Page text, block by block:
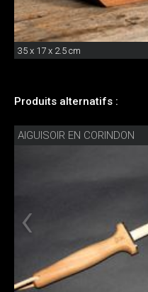
35 x 17 x 2.5 cm
Produits alternatifs :
AIGUISOIR EN CORINDON